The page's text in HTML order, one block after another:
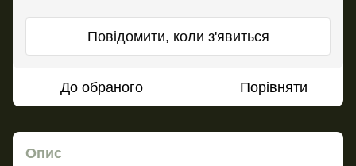
Повідомити, коли з'явиться
До обраного Порівняти
Опис